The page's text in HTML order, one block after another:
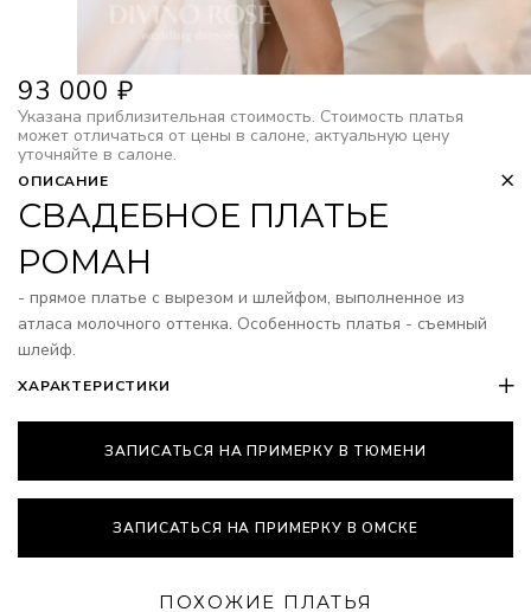
93 000 ₽
Указана приблизительная стоимость. Стоимость платья
может отличаться от цены в салоне, актуальную цену
уточняйте в салоне.
ОПИСАНИЕ
СВАДЕБНОЕ ПЛАТЬЕ
РОМАН
- прямое платье с вырезом и шлейфом, выполненное из
атласа молочного оттенка. Особенность платья - съемный
шлейф.
ХАРАКТЕРИСТИКИ
ЗАПИСАТЬСЯ НА ПРИМЕРКУ В ТЮМЕНИ
ЗАПИСАТЬСЯ НА ПРИМЕРКУ В ОМСКЕ
ПОХОЖИЕ ПЛАТЬЯ